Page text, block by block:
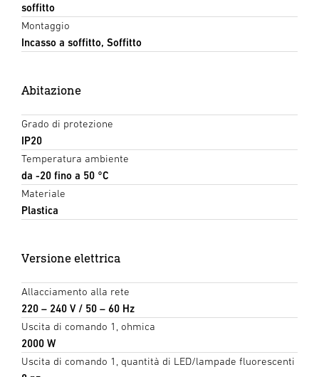
soffitto
Montaggio
Incasso a soffitto, Soffitto
Abitazione
Grado di protezione
IP20
Temperatura ambiente
da -20 fino a 50 °C
Materiale
Plastica
Versione elettrica
Allacciamento alla rete
220 – 240 V / 50 – 60 Hz
Uscita di comando 1, ohmica
2000 W
Uscita di comando 1, quantità di LED/lampade fluorescenti